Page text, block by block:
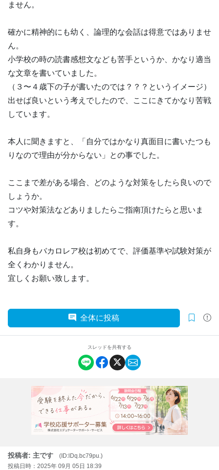
ません。
確かに精神的にも幼く、論理的な会話は得意ではありませ
ん。
小学校の時の読書感想文なども苦手というか、かなり適当
な文章を書いていました。
（３〜４歳下の子が書いたのでは？？？というイメージ）
出せば良いという考えでしたので、ここにきてかなり苦戦
しています。
本人に聞きますと、「自分ではかなり真面目に書いたつも
りなので理由が分からない」との事でした。
ここまで差がある場合、どのような対策をしたら良いので
しょうか。
コツや対策法などありましたらご指南頂けたらと思いま
す。
私自身もバカロレア校は初めてで、評価基準や試験対策が
全くわかりません。
宜しくお願い致します。
全体に投稿
スレッドを共有する
投稿者: 主です
(ID:lDq.bc79pu.)
投稿日時：2025年 09月 05日 18:39